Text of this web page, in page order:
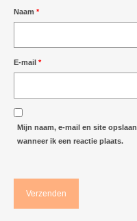
Naam *
E-mail *
Mijn naam, e-mail en site
wanneer ik een reactie plaats.